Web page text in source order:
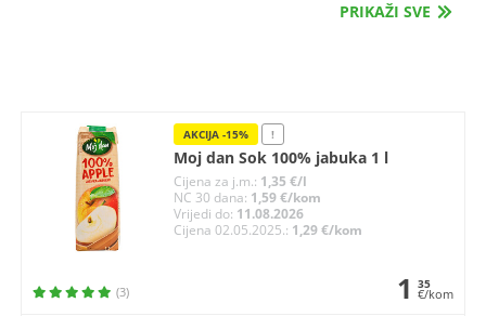
PRIKAŽI SVE
AKCIJA -15% !
Moj dan Sok 100% jabuka 1 l
Cijena za j.m.: 1,35 €/l
NC 30 dana: 1,59 €/kom
Vrijedi do: 11.08.2026
Cijena 02.05.2025.: 1,29 €/kom
(3) 1 35
€/kom